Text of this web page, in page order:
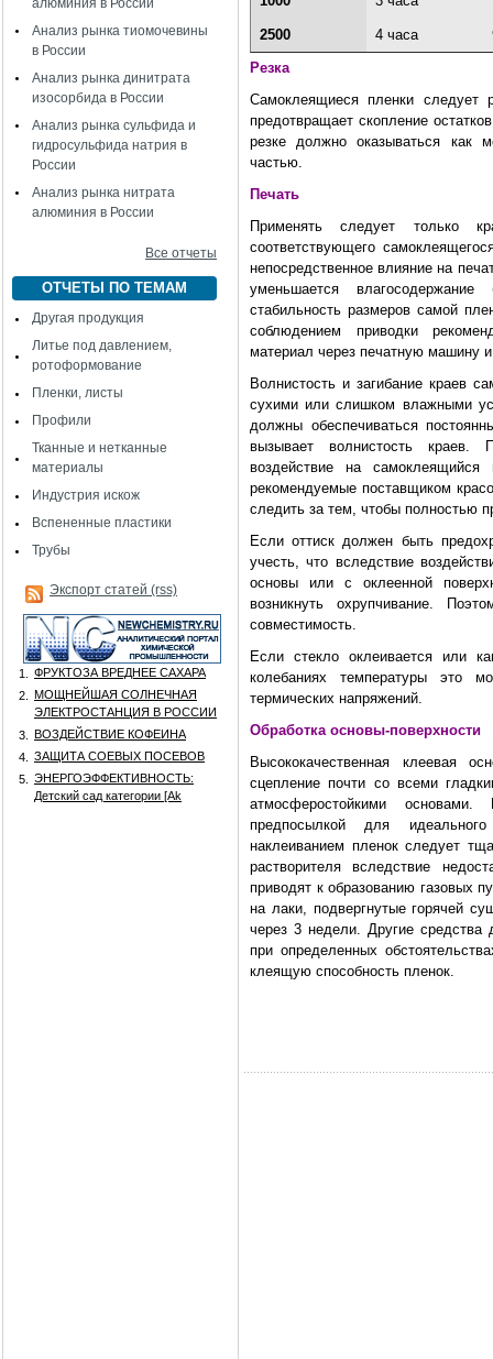
алюминия в России
Анализ рынка тиомочевины
в России
Анализ рынка динитрата
изосорбида в России
Анализ рынка сульфида и
гидросульфида натрия в
России
Анализ рынка нитрата
алюминия в России
Все отчеты
ОТЧЕТЫ ПО ТЕМАМ
Другая продукция
Литье под давлением,
ротоформование
Пленки, листы
Профили
Тканные и нетканные
материалы
Индустрия искож
Вспененные пластики
Трубы
Экспорт статей (rss)
1.
ФРУКТОЗА ВРЕДНЕЕ САХАРА
2.
МОЩНЕЙШАЯ СОЛНЕЧНАЯ
ЭЛЕКТРОСТАНЦИЯ В РОССИИ
3.
ВОЗДЕЙСТВИЕ КОФЕИНА
4.
ЗАЩИТА СОЕВЫХ ПОСЕВОВ
5.
ЭНЕРГОЭФФЕКТИВНОСТЬ:
Детский сад категории [Аk
2500 4 часа
Резка
Самоклеящиеся пленки
предотвращает скопление
резке должно оказываться как
частью.
Печать
Применять следует только
соответствующего
непосредственное влияние на
уменьшается
стабильность размеров самой
соблюдением приводки
материал через печатную машину
Волнистость и загибание краев
сухими или слишком влажными
должны обеспечиваться
вызывает волнистость краев.
воздействие на самоклеящийся
рекомендуемые поставщиком
следить за тем, чтобы полностью
Если оттиск должен быть
учесть, что вследствие
основы или с оклеенной
возникнуть охрупчивание.
совместимость.
Если стекло оклеивается или
колебаниях температуры это
термических напряжений.
Обработка основы-поверхности
Высококачественная клеевая
сцепление почти со всеми
атмосферостойкими основами.
предпосылкой для
наклеиванием пленок следует
растворителя вследствие
приводят к образованию газовых
на лаки, подвергнутые горячей
через 3 недели. Другие средства
при определенных
клеящую способность пленок.